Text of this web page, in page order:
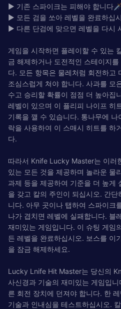
► 기존 스파이크는 피해야 합니다
► 모든 검을 쏘아 레벨을 완료하십
► 다른 단검에 맞으면 레벨을 다시
게임을 시작하면 플레이할 수 있는
금 해제하거나 도전적인 스테이지
다. 모든 항목은 물레처럼 회전하고
조심스럽게 쳐야 합니다. 사과를 모
수고 승리할 확률이 점점 더 높아집
레벨이 있으며 이 플리피 나이프 히
기록을 깰 수 있습니다. 통나무에
락을 사용하여 이 스매시 히트를 하
다.
따라서 Knife Lucky Master는 이러
있는 모든 것을 제공하며 놀라운 물
과제 등을 제공하여 기준을 더 높게
을 갖고 칼의 주인이 되십시오. 간
니다. 아무 곳이나 탭하여 스파이크
나가 겹치면 레벨에 실패합니다. 블
재미있는 게임입니다. 이 슈팅 게임
든 레벨을 완료하십시오. 보스를 이
을 잠금 해제하세요.
Lucky Lnife Hit Master는 당신의
사신경과 기술의 재미있는 게임입
른 회전 장치에 던져야 합니다. 한
기술과 인내심을 테스트하십시오.